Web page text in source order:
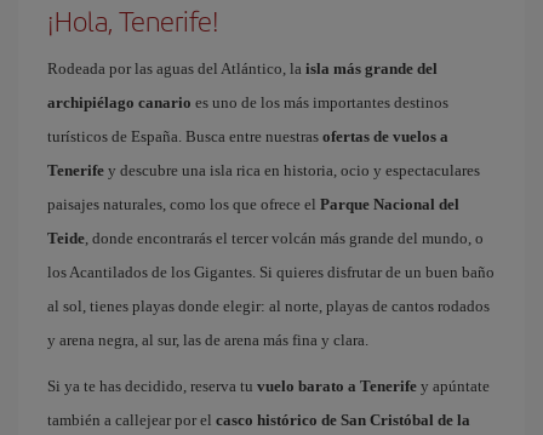
¡Hola, Tenerife!
Rodeada por las aguas del Atlántico, la isla más grande del
archipiélago canario es uno de los más importantes destinos
turísticos de España. Busca entre nuestras ofertas de vuelos a
Tenerife y descubre una isla rica en historia, ocio y espectaculares
paisajes naturales, como los que ofrece el Parque Nacional del
Teide, donde encontrarás el tercer volcán más grande del mundo, o
los Acantilados de los Gigantes. Si quieres disfrutar de un buen baño
al sol, tienes playas donde elegir: al norte, playas de cantos rodados
y arena negra, al sur, las de arena más fina y clara.
Si ya te has decidido, reserva tu vuelo barato a Tenerife y apúntate
también a callejear por el casco histórico de San Cristóbal de la